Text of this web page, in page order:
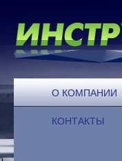
О КОМПАНИИ
КОНТАКТЫ